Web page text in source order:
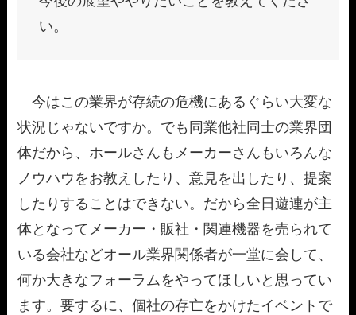
い。
今はこの業界が存続の危機にあるぐらい大変な
状況じゃないですか。でも同業他社同士の業界団
体だから、ホールさんもメーカーさんもいろんな
ノウハウをお教えしたり、意見を出したり、提案
したりすることはできない。だから全日遊連が主
体となってメーカー・販社・関連機器を売られて
いる会社などオール業界関係者が一堂に会して、
何か大きなフォーラムをやってほしいと思ってい
ます。要するに、個社の存亡をかけたイベントで